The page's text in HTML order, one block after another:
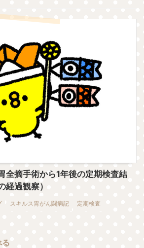
全摘手術から1年後の定期検査結
経過観察）
スキルス胃がん闘病記 定期検査